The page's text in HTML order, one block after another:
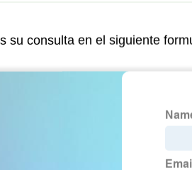
su consulta en el siguiente